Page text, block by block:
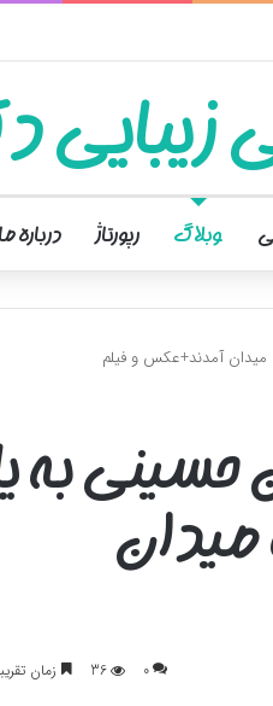
وبلاگ رپورتاژ درباره ما
آمدند+عکس و فیلم
حسینی به
0
36 زمان تقریبی